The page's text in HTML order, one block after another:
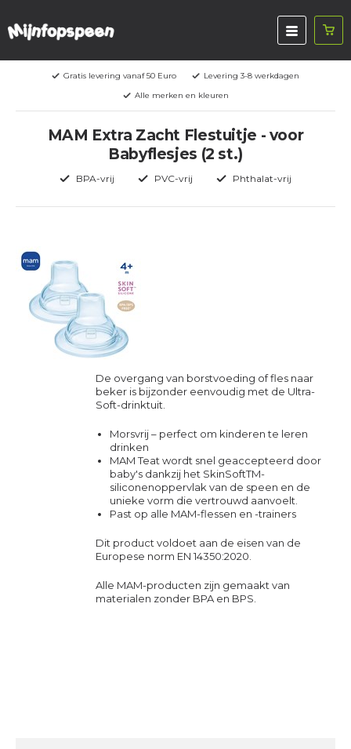
Gratis levering vanaf 50 Euro
Levering 3-8 werkdagen
Alle merken en kleuren
MAM Extra Zacht Flestuitje - voor
Babyflesjes (2 st.)
BPA-vrij PVC-vrij Phthalat-vrij
De overgang van borstvoeding of fles naar
beker is bijzonder eenvoudig met de Ultra-
Soft-drinktuit.
Morsvrij – perfect om kinderen te leren
drinken
MAM Teat wordt snel geaccepteerd door
baby's dankzij het SkinSoftTM-
siliconenoppervlak van de speen en de
unieke vorm die vertrouwd aanvoelt.
Past op alle MAM-flessen en -trainers
Dit product voldoet aan de eisen van de
Europese norm EN 14350:2020.
Alle MAM-producten zijn gemaakt van
materialen zonder BPA en BPS.